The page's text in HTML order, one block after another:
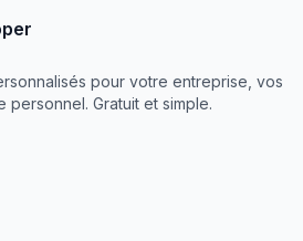
pour votre entreprise, vos
personnel. Gratuit et simple.